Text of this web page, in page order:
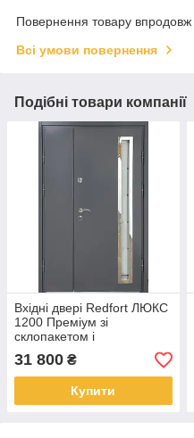
Повернення товару впродовж
Всі умови повернення
Подібні товари компанії
Вхідні двері Redfort ЛЮКС
1200 Преміум зі
склопакетом і
терморозривом, RAL 7024
/ антрацит, вуличні
31 800 ₴
Купити